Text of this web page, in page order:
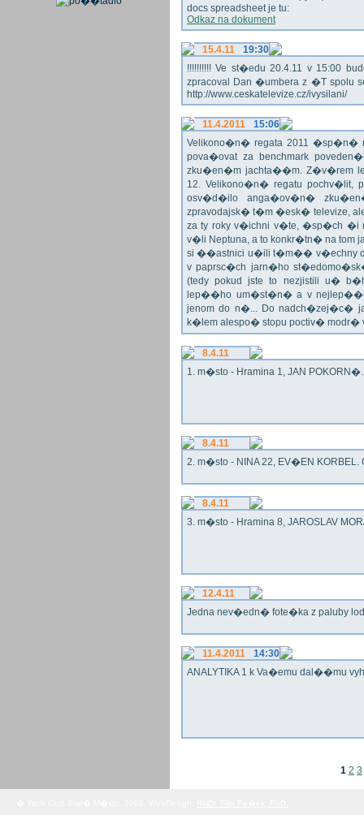
docs spreadsheet je tu:
Odkaz na dokument
15.4.11
19:30
!!!!!!!!!! Ve st�edu 20.4.11 v 15:00
zpracoval Dan �umbera z �T spolu
http://www.ceskatelevize.cz/ivysilani/
11.4.2011
15:06
Velikono�n� regata 2011 �sp�n�
pova�ovat za benchmark
zku�en�m jachta��m. Z�v�rem
12. Velikono�n� regatu
osv�d�ilo anga�ov�n�
zpravodajsk� t�m �esk� televize,
za ty roky v�ichni v�te, �sp�ch
v�li Neptuna, a to konkr�tn� na tom
si ��astnici u�ili t�m�� v�echny
v paprsc�ch jarn�ho
(tedy pokud jste to nezjistili u�
lep��ho um�st�n� a v
jenom do n�... Do nadch�zej�c�
k�lem alespo� stopu poctiv�
8.4.11
1. m�sto - Hramina 1, JAN
8.4.11
2. m�sto - NINA 22, EV�EN KORBEL.
8.4.11
3. m�sto - Hramina 8, JAROSLAV
12.4.11
Jedna nev�edn� fote�ka z paluby
11.4.2011
14:30
ANALYTIKA 1 k Va�emu dal��mu
1 2 3